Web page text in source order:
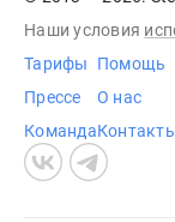
Наши условия
Тарифы
Прессе
Команда
Помощь
О нас